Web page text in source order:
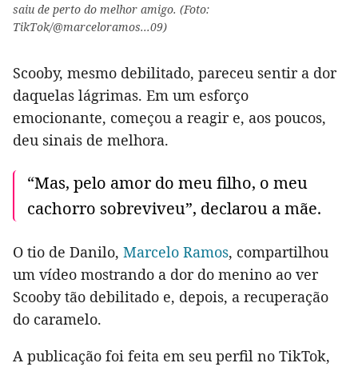
saiu de perto do melhor amigo. (Foto:
TikTok/@marceloramos...09)
Scooby, mesmo debilitado, pareceu sentir a dor
daquelas lágrimas. Em um esforço
emocionante, começou a reagir e, aos poucos,
deu sinais de melhora.
“Mas, pelo amor do meu filho, o meu
cachorro sobreviveu”, declarou a mãe.
O tio de Danilo, Marcelo Ramos, compartilhou
um vídeo mostrando a dor do menino ao ver
Scooby tão debilitado e, depois, a recuperação
do caramelo.
A publicação foi feita em seu perfil no TikTok,